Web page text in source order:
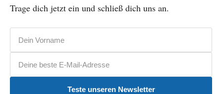
Trage dich jetzt ein und schließ dich uns an.
Teste unseren Newsletter